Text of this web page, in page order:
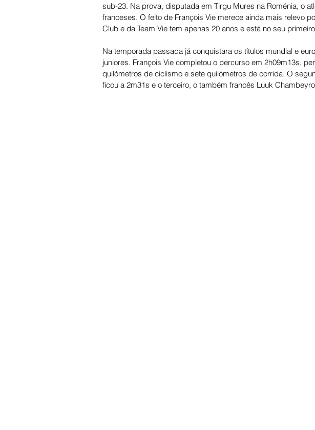
sub-23. Na prova, disputada em Tirgu Mures na Roménia, o
franceses. O feito de François Vie merece ainda mais relevo
Club e da Team Vie tem apenas 20 anos e está no seu
Na temporada passada já conquistara os títulos mundial e
juniores. François Vie completou o percurso em 2h09m13s,
quilómetros de ciclismo e sete quilómetros de corrida. O
ficou a 2m31s e o terceiro, o também francês Luuk